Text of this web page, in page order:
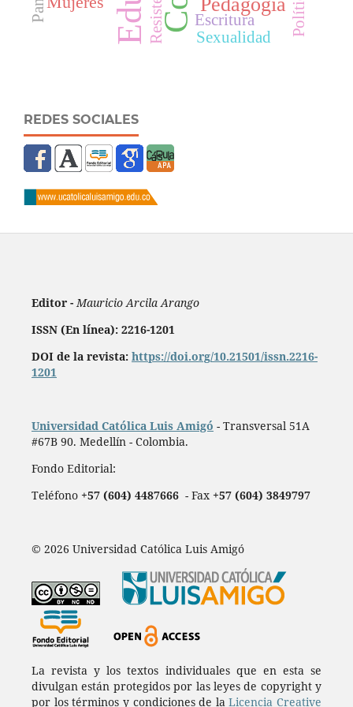
Escritura Política
Sexualidad
REDES SOCIALES
Editor -Mauricio Arcila Arango
ISSN (En línea): 2216-1201
DOI de la revista: https://doi.org/10.21501/issn.2216-
1201
Universidad Católica Luis Amigó - Transversal 51A
#67B 90. Medellín - Colombia.
Fondo Editorial:
Teléfono +57 (604) 4487666- Fax +57 (604) 3849797
© 2026 Universidad Católica Luis Amigó
La revista y los textos individuales que en esta se
divulgan están protegidos por las leyes de copyright y
por los términos y condiciones de laLicencia Creative